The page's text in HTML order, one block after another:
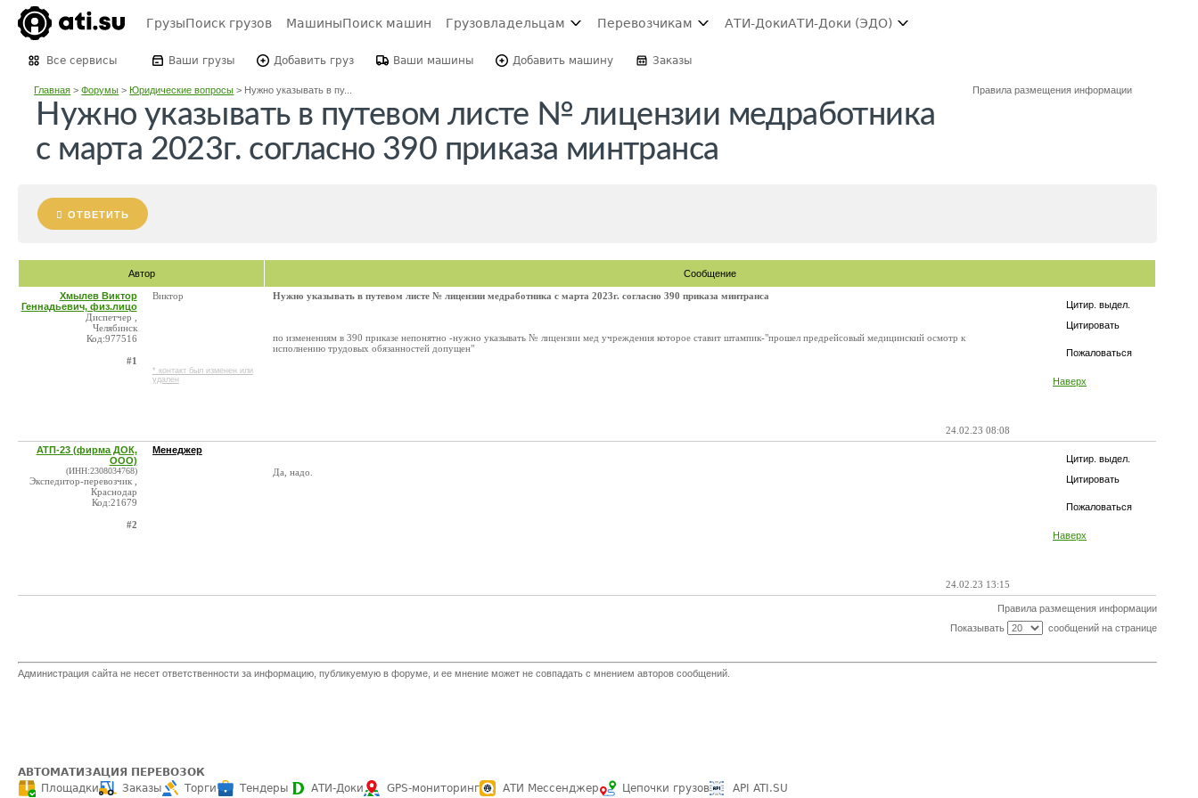
ГрузыПоиск грузов МашиныПоиск машин Грузовладельцам Перевозчикам АТИ-ДокиАТИ-Доки (ЭДО)
Все сервисы Ваши грузы Добавить груз Ваши машины Добавить машину Заказы
Главная >Форумы >Юридические вопросы > Нужно указывать в пу... Правила размещения информации
Нужно указывать в путевом листе № лицензии медработника
с марта 2023г. согласно 390 приказа минтранса
ОТВЕТИТЬ
Автор Сообщение
Цитир. выдел.
Цитировать
Пожаловаться
Наверх
Хмылев Виктор
Геннадьевич, физ.лицо
Диспетчер ,
Челябинск
Код:977516
#1
Виктор
* контакт был изменен или
удален
Нужно указывать в путевом листе № лицензии медработника с марта 2023г. согласно 390 приказа минтранса
по изменениям в 390 приказе непонятно -нужно указывать № лицензии мед учреждения которое ставит штампик-"прошел предрейсовый медицинский осмотр к
исполнению трудовых обязанностей допущен"
24.02.23 08:08
Цитир. выдел.
Цитировать
Пожаловаться
Наверх
АТП-23 (фирма ДОК,
ООО)
(ИНН:2308034768)
Экспедитор-перевозчик ,
Краснодар
Код:21679
#2
Менеджер
Да, надо.
24.02.23 13:15
Правила размещения информации
Показывать
сообщений на странице
Администрация сайта не несет ответственности за информацию, публикуемую в форуме, и ее мнение может не совпадать с мнением авторов сообщений.
АВТОМАТИЗАЦИЯ ПЕРЕВОЗОК
Площадки
Заказы Торги Тендеры АТИ-Доки GPS-мониторинг АТИ Мессенджер Цепочки грузов API ATI.SU